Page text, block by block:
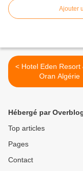
Ajouter
< Hotel Eden Resort & Spa,
Oran Algérie
Hébergé par
Top articles
Pages
Contact